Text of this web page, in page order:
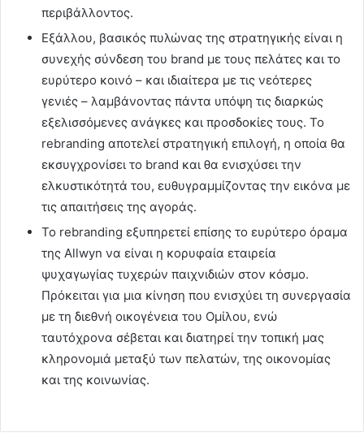
περιβάλλοντος.
Εξάλλου, βασικός πυλώνας της στρατηγικής είναι η
συνεχής σύνδεση του brand με τους πελάτες και το
ευρύτερο κοινό – και ιδιαίτερα με τις νεότερες
γενιές – λαμβάνοντας πάντα υπόψη τις διαρκώς
εξελισσόμενες ανάγκες και προσδοκίες τους. Το
rebranding αποτελεί στρατηγική επιλογή, η οποία θα
εκσυγχρονίσει το brand και θα ενισχύσει την
ελκυστικότητά του, ευθυγραμμίζοντας την εικόνα με
τις απαιτήσεις της αγοράς.
Το rebranding εξυπηρετεί επίσης το ευρύτερο όραμα
της Allwyn να είναι η κορυφαία εταιρεία
ψυχαγωγίας τυχερών παιχνιδιών στον κόσμο.
Πρόκειται για μια κίνηση που ενισχύει τη συνεργασία
με τη διεθνή οικογένεια του Ομίλου, ενώ
ταυτόχρονα σέβεται και διατηρεί την τοπική μας
κληρονομιά μεταξύ των πελατών, της οικονομίας
και της κοινωνίας.